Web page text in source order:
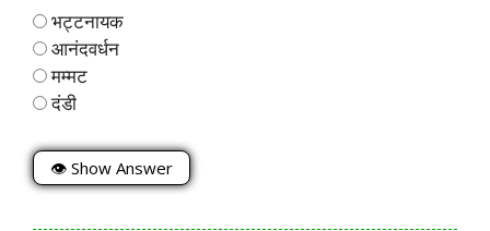
भट्टनायक
आनंदवर्धन
मम्मट
दंडी
👁 Show Answer